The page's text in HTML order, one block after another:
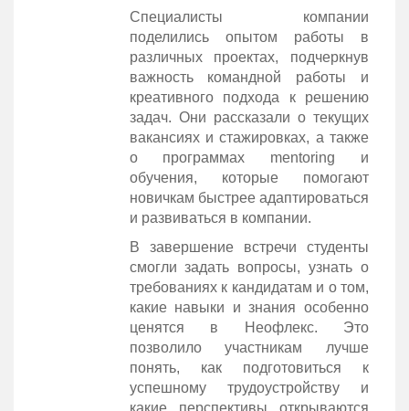
Специалисты компании
поделились опытом работы в
различных проектах, подчеркнув
важность командной работы и
креативного подхода к решению
задач. Они рассказали о текущих
вакансиях и стажировках, а также
о программах mentoring и
обучения, которые помогают
новичкам быстрее адаптироваться
и развиваться в компании.
В завершение встречи студенты
смогли задать вопросы, узнать о
требованиях к кандидатам и о том,
какие навыки и знания особенно
ценятся в Неофлекс. Это
позволило участникам лучше
понять, как подготовиться к
успешному трудоустройству и
какие перспективы открываются